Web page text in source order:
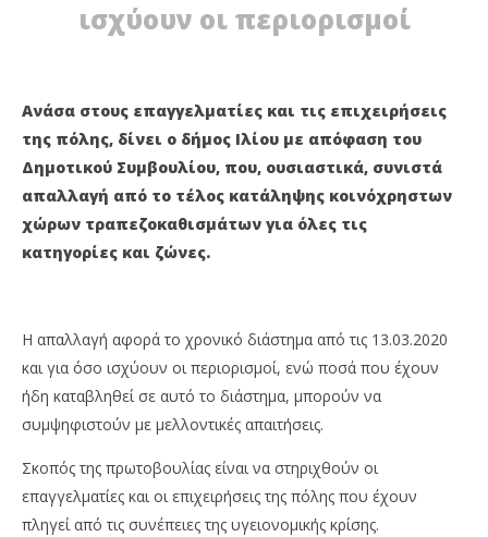
ΔΙΑΒΑΖΕΤΕ ΤΩΡΑ
ΔΗΜΟΣ ΙΛΙΟΥ: ΑΠΑΛΛΑΓΗ ΤΟΥ ΤΕΛΟΥΣ ΚΑΤΑΛΗΨΗΣ
ΚΟΙΝΟΧΡΗΣΤΩΝ ΧΩΡΩΝ ΑΠΟ ΤΟΝ ΔΗΜΟ ΙΛΙΟΥ
18
Φεβρουαρίου
Maxitis
ισχύουν οι περιορισμοί
Ανάσα στους επαγγελματίες και τις επιχειρήσεις
της πόλης, δίνει ο δήμος Ιλίου με απόφαση του
Δημοτικού Συμβουλίου, που, ουσιαστικά, συνιστά
απαλλαγή από το τέλος κατάληψης κοινόχρηστων
χώρων τραπεζοκαθισμάτων για όλες τις
κατηγορίες και ζώνες.
Η απαλλαγή αφορά το χρονικό διάστημα από τις 13.03.2020
και για όσο ισχύουν οι περιορισμοί, ενώ ποσά που έχουν
ήδη καταβληθεί σε αυτό το διάστημα, μπορούν να
συμψηφιστούν με μελλοντικές απαιτήσεις.
Σκοπός της πρωτοβουλίας είναι να στηριχθούν οι
επαγγελματίες και οι επιχειρήσεις της πόλης που έχουν
πληγεί από τις συνέπειες της υγειονομικής κρίσης.